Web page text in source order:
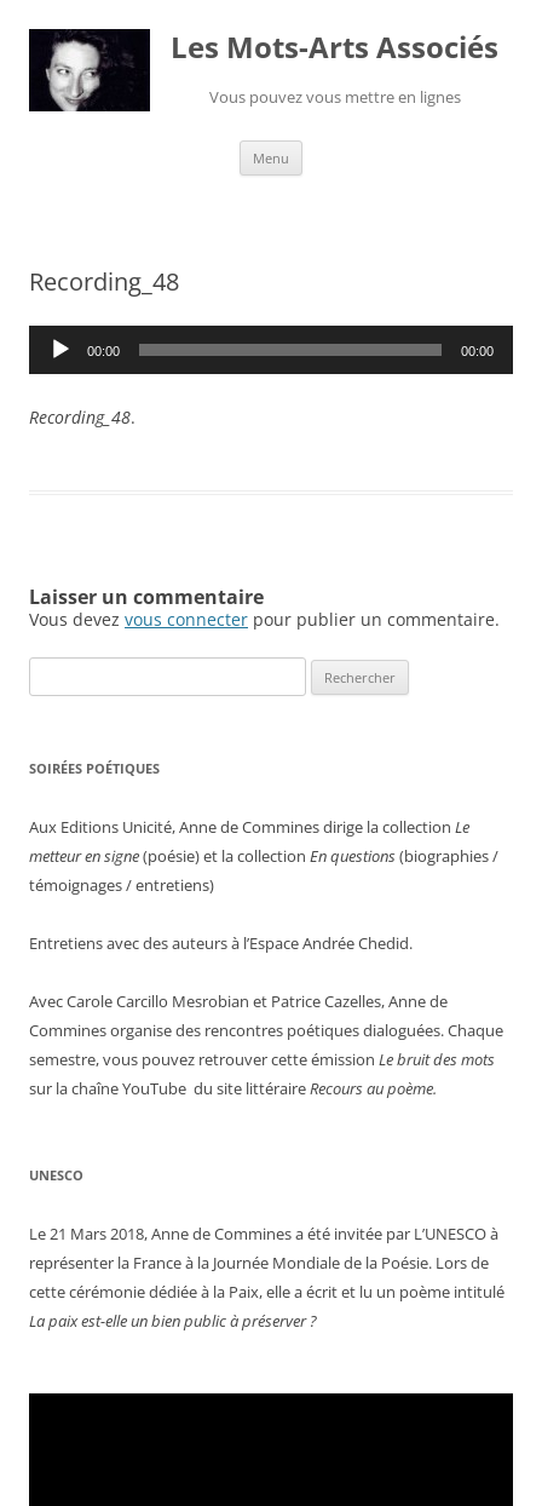
Les Mots-Arts Associés
Vous pouvez vous mettre en lignes
Menu
Recording_48
Lecteur
00:00 00:00
Recording_48.
Laisser un commentaire
Vous devez vous connecter pour publier un commentaire.
SOIRÉES POÉTIQUES
Aux Editions Unicité, Anne de Commines dirige la collection Le
metteur en signe(poésie) et la collection En questions(biographies /
témoignages / entretiens)
Entretiens avec des auteurs à l’Espace Andrée Chedid.
Avec Carole Carcillo Mesrobian et Patrice Cazelles, Anne de
Commines organise des rencontres poétiques dialoguées. Chaque
semestre, vous pouvez retrouver cette émission Le bruit des mots
sur la chaîne YouTube du site littéraireRecours au poème.
UNESCO
Le 21 Mars 2018, Anne de Commines a été invitée par L’UNESCO à
représenter la France à la Journée Mondiale de la Poésie. Lors de
cette cérémonie dédiée à la Paix, elle a écrit et lu un poème intitulé
La paix est-elle un bien public à préserver ?
Lecteur